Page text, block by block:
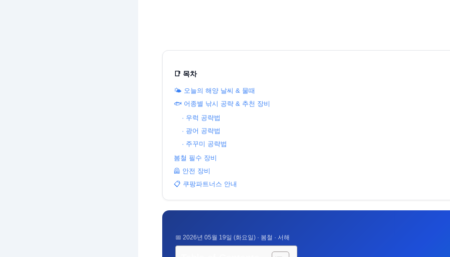
📑 목차
🌤️ 오늘의 해양 날씨 & 물때
🐟 어종별 낚시 공략 & 추천 장비
· 우럭 공략법
· 광어 공략법
· 주꾸미 공략법
봄철 필수 장비
🦺 안전 장비
📋 쿠팡파트너스 안내
📅 2026년 05월 19일 (화요일) · 봄철 · 서해